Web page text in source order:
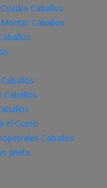
Caballos
Caballos
Caballos
el Cuero
Caballos
Jinete